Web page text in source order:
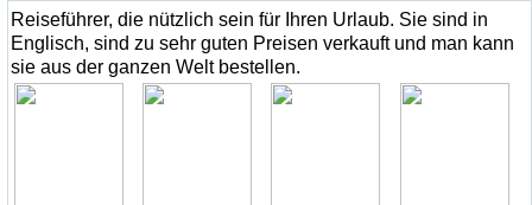
Reiseführer, die nützlich sein für Ihren Urlaub. Sie sind in
Englisch, sind zu sehr guten Preisen verkauft und man kann
sie aus der ganzen Welt bestellen.